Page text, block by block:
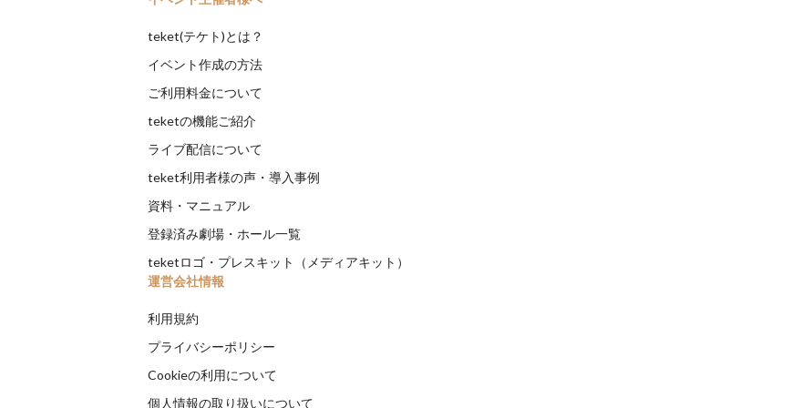
teket(テケト)とは？
イベント作成の方法
ご利用料金について
teketの機能ご紹介
ライブ配信について
teket利用者様の声・導入事例
資料・マニュアル
登録済み劇場・ホール一覧
teketロゴ・プレスキット（メディアキット）
運営会社情報
利用規約
プライバシーポリシー
Cookieの利用について
個人情報の取り扱いについて